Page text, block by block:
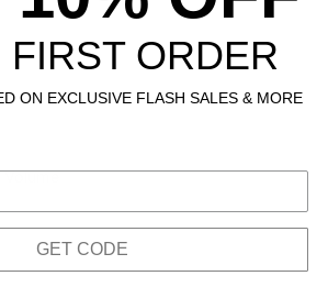
FIRST ORDER
ON EXCLUSIVE FLASH SALES & MORE
GET CODE